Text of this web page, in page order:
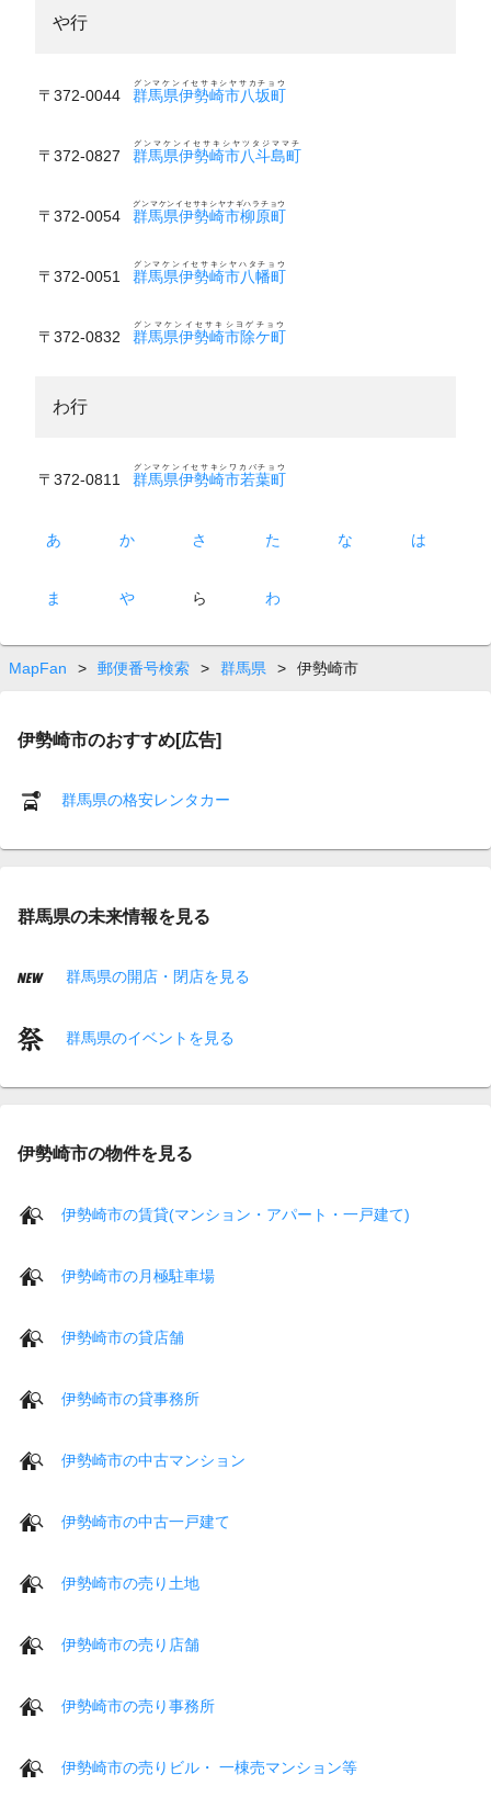
や行
〒372-0044 群馬県伊勢崎市八坂町
グンマケンイセサキシヤサカチョウ
〒372-0827 群馬県伊勢崎市八斗島町
グンマケンイセサキシヤツタジママチ
〒372-0054 群馬県伊勢崎市柳原町
グンマケンイセサキシヤナギハラチョウ
〒372-0051 群馬県伊勢崎市八幡町
グンマケンイセサキシヤハタチョウ
〒372-0832 群馬県伊勢崎市除ケ町
グンマケンイセサキシヨゲチョウ
わ行
〒372-0811 群馬県伊勢崎市若葉町
グンマケンイセサキシワカバチョウ
あ か さ た な は
ま や ら わ
MapFan > 郵便番号検索 > 群馬県 > 伊勢崎市
伊勢崎市のおすすめ[広告]
群馬県の格安レンタカー
群馬県の未来情報を見る
群馬県の開店・閉店を見る
群馬県のイベントを見る
伊勢崎市の物件を見る
伊勢崎市の賃貸(マンション・アパート・一戸建て)
伊勢崎市の月極駐車場
伊勢崎市の貸店舗
伊勢崎市の貸事務所
伊勢崎市の中古マンション
伊勢崎市の中古一戸建て
伊勢崎市の売り土地
伊勢崎市の売り店舗
伊勢崎市の売り事務所
伊勢崎市の売りビル・ 一棟売マンション等